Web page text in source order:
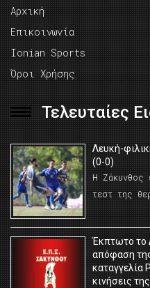
Αρχική
Επικοινωνία
Ionian Sports
Όροι Χρήσης
Τελευταίες
Λευκή-
(0-0)
Η Ζάκυνθος
τεστ της
Έκπτωτο το
απόφαση
καταγγελία
κινήσεις